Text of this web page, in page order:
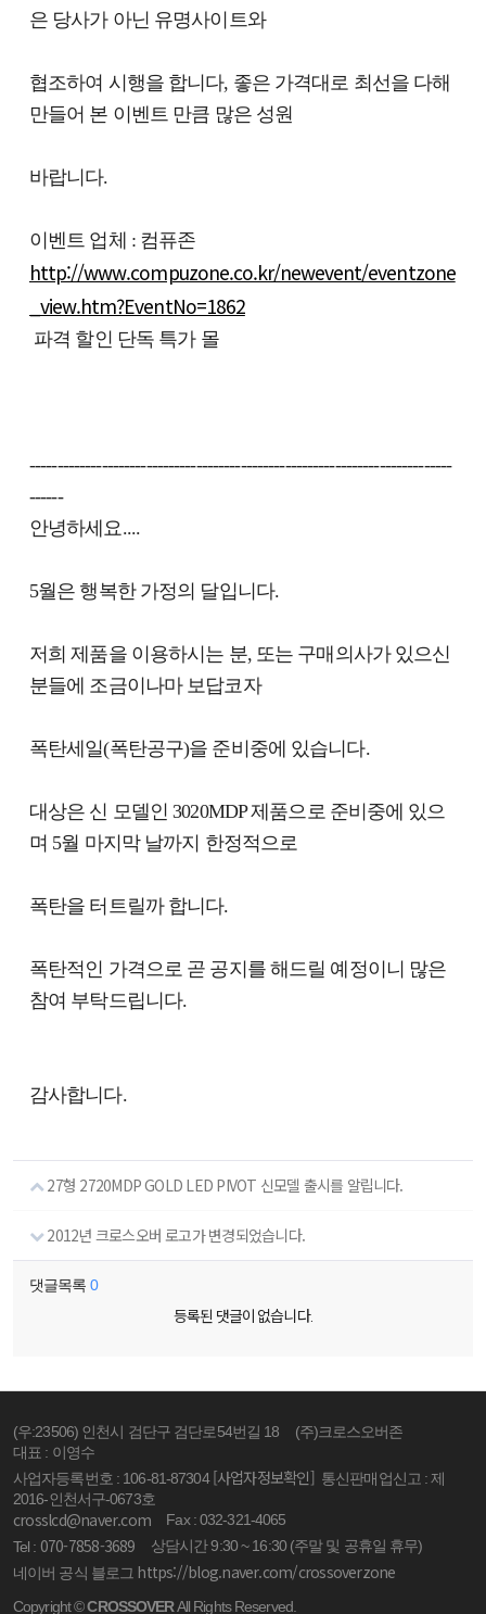
은 당사가 아닌 유명사이트와
협조하여 시행을 합니다, 좋은 가격대로 최선을 다해
만들어 본 이벤트 만큼 많은 성원
바랍니다.
이벤트 업체 : 컴퓨존
http://www.compuzone.co.kr/newevent/eventzone
_view.htm?EventNo=1862
파격 할인 단독 특가 몰
----------------------------------------------------------------------------
------
안녕하세요....
5월은 행복한 가정의 달입니다.
저희 제품을 이용하시는 분, 또는 구매의사가 있으신
분들에 조금이나마 보답코자
폭탄세일(폭탄공구)을 준비중에 있습니다.
대상은 신 모델인 3020MDP 제품으로 준비중에 있으
며 5월 마지막 날까지 한정적으로
폭탄을 터트릴까 합니다.
폭탄적인 가격으로 곧 공지를 해드릴 예정이니 많은
참여 부탁드립니다.
감사합니다.
27형 2720MDP GOLD LED PIVOT 신모델 출시를 알립니다.
2012년 크로스오버 로고가 변경되었습니다.
댓글목록 0
등록된 댓글이 없습니다.
(우:23506) 인천시 검단구 검단로54번길 18
(주)크로스오버존
대표 : 이영수
사업자등록번호 : 106-81-87304[사업자정보확인] 통신판매업신고 : 제
2016-인천서구-0673호
crosslcd@naver.com
Fax : 032-321-4065
Tel : 070-7858-3689
상담시간 9:30 ~ 16:30 (주말 및 공휴일 휴무)
네이버 공식 블로그 https://blog.naver.com/crossoverzone
Copyright ©CROSSOVERAll Rights Reserved.